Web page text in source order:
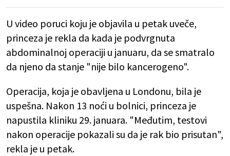
U video poruci koju je objavila u petak uveče,
princeza je rekla da kada je podvrgnuta
abdominalnoj operaciji u januaru, da se smatralo
da njeno da stanje "nije bilo kancerogeno".
Operacija, koja je obavljena u Londonu, bila je
uspešna. Nakon 13 noći u bolnici, princeza je
napustila kliniku 29. januara. "Međutim, testovi
nakon operacije pokazali su da je rak bio prisutan",
rekla je u petak.